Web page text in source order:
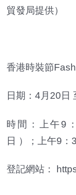
貿發局提供）
香港時裝節
日期：4月20日
時間：上午9
日 ）；上午9：
登記網站：